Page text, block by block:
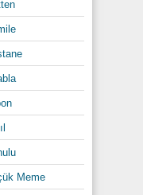
64,Porno 92,
Meme